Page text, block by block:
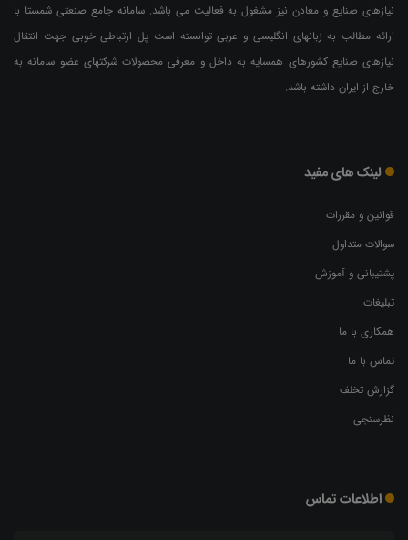
نیازهای صنایع و معادن نیز مشغول به فعالیت می باشد. سامانه جامع صنعتی شمستا با
ارائه مطالب به زبانهای انگلیسی و عربی توانسته است پل ارتباطی خوبی جهت انتقال
نیازهای صنایع کشورهای همسایه به داخل و معرفی محصولات شرکتهای عضو سامانه به
خارج از ایران داشته باشد.
لینک های مفید
قوانین و مقررات
سوالات متداول
پشتیبانی و آموزش
تبلیغات
همکاری با ما
تماس با ما
گزارش تخلف
نظرسنجی
اطلاعات تماس